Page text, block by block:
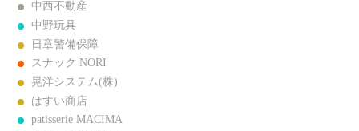
中西不動産
中野玩具
日章警備保障
スナック NORI
晃洋システム(株)
はすい商店
patisserie MACIMA